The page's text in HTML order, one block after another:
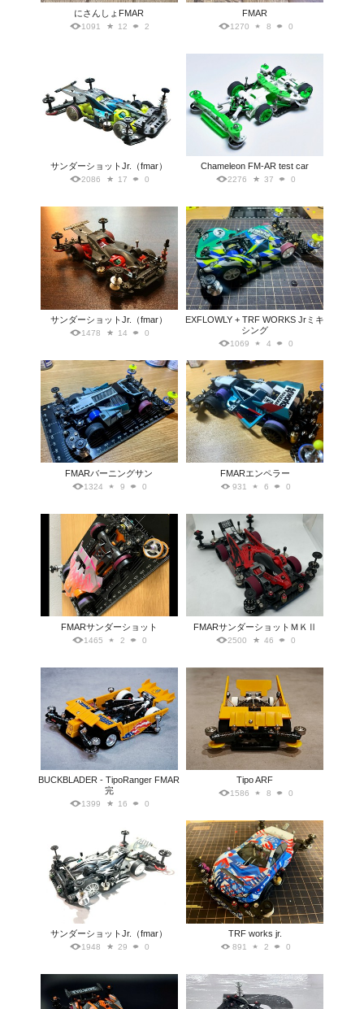
にさんしょFMAR
1091 12 2
FMAR
1270 8 0
サンダーショットJr.（fmar）
2086 17 0
Chameleon FM-AR test car
2276 37 0
サンダーショットJr.（fmar）
1478 14 0
EXFLOWLY + TRF WORKS Jrミキ
シング
1069 4 0
FMARバーニングサン
1324 9 0
FMARエンペラー
931 6 0
FMARサンダーショット
1465 2 0
FMARサンダーショットＭＫⅡ
2500 46 0
BUCKBLADER - TipoRanger FMAR
完
1399 16 0
Tipo ARF
1586 8 0
サンダーショットJr.（fmar）
1948 29 0
TRF works jr.
891 2 0